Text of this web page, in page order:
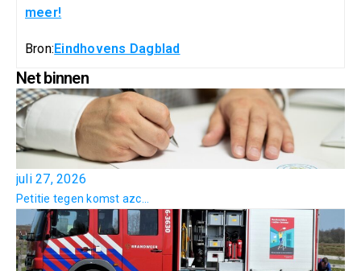
meer!
Bron:Eindhovens Dagblad
Net binnen
juli 27, 2026
Petitie tegen komst azc...